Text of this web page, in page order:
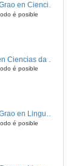
Alumnos Uvigo opinan: Grao en Ciencias da Linguaxe e Estudos Literarios
é posible
é posible
Alumnos Uvigo opinan: Grao en Linguas Estranxeiras
é posible